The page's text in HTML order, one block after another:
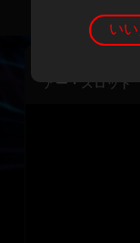
い
アー・スロット